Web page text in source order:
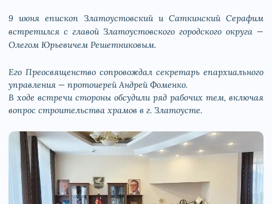
9 июня епископ Златоустовский и Саткинский Серафим
встретился с главой Златоустовского городского округа —
Олегом Юрьевичем Решетниковым.
Его Преосвященство сопровождал секретарь епархиального
управления — протоиерей Андрей Фоменко.
В ходе встречи стороны обсудили ряд рабочих тем, включая
вопрос строительства храмов в г. Златоусте.